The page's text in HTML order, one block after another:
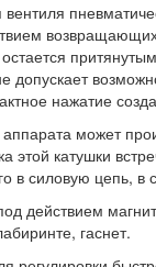
возвращающих
допускает
нажатие
может
этой катушки
в силовую цепь, в
действием
гаснет.